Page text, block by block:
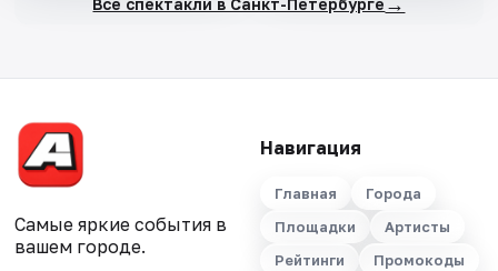
Самые яркие события в
вашем городе.
Навигация
Главная
Города
Площадки
Артисты
Рейтинги
Промокоды